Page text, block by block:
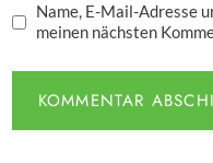
Name, E-Mail-Adresse
meinen nächsten